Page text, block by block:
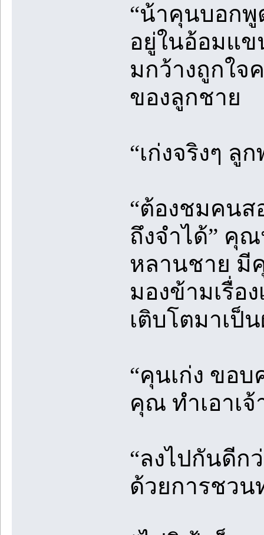
“น้าคุนบอกพู
อยู่ในอ้อมแข
มกว้างถูกใจ
ของลูกชาย
“เก่งจริงๆ ลู
“ต้องชมคนส
ถึงจำได้” คุ
หลานชาย มี
มองข้ามเรื่อ
เติบโตมาเป็
“คุนเก่ง ขอ
คุณ ทำเอาเ
“ลงไปกันดี
ด้วยการชวน